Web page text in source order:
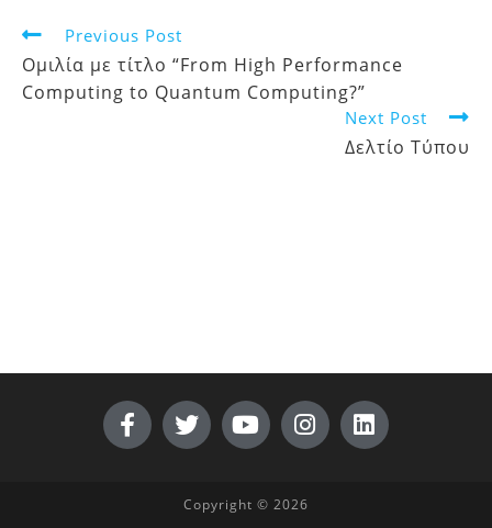
Previous Post
Ομιλία με τίτλο “From High Performance
Computing to Quantum Computing?”
Next Post
Δελτίο Τύπου
Copyright © 2026